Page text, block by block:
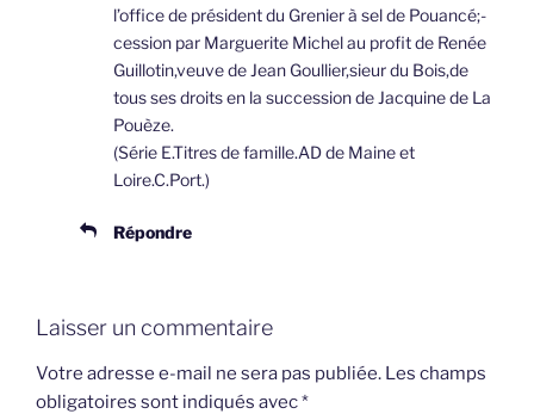
l’office de président du Grenier à sel de Pouancé;-
cession par Marguerite Michel au profit de Renée
Guillotin,veuve de Jean Goullier,sieur du Bois,de
tous ses droits en la succession de Jacquine de La
Pouèze.
(Série E.Titres de famille.AD de Maine et
Loire.C.Port.)
Répondre
Laisser un commentaire
Votre adresse e-mail ne sera pas publiée. Les champs
obligatoires sont indiqués avec*